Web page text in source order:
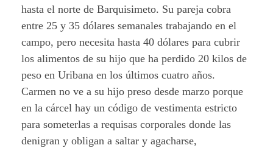
hasta el norte de Barquisimeto. Su pareja cobra
entre 25 y 35 dólares semanales trabajando en el
campo, pero necesita hasta 40 dólares para cubrir
los alimentos de su hijo que ha perdido 20 kilos de
peso en Uribana en los últimos cuatro años.
Carmen no ve a su hijo preso desde marzo porque
en la cárcel hay un código de vestimenta estricto
para someterlas a requisas corporales donde las
denigran y obligan a saltar y agacharse,